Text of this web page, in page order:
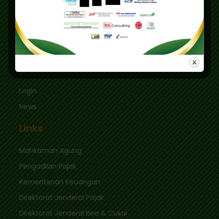
Graha Mas Fatmawati Blok B4-5 Cipete Utara,
Kec. Keb. Baru Jl. Fatmawati Raya
Jakarta Selatan 12410
sekretariat@ikpi.or.id
Quick Links
Login
News
Links
Mahkamah Agung
Pengadilan Pajak
Kementerian Keuangan
Direktorat Jenderal Pajak
Direktorat Jenderal Bea & Cukai